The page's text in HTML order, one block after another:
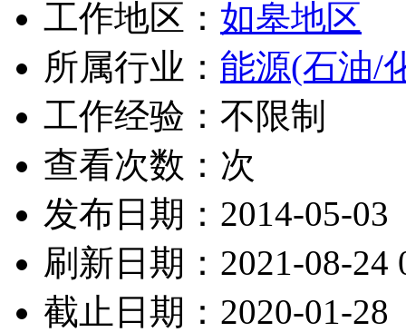
工作地区： 如皋地区
所属行业： 能源(石油/
工作经验：不限制
查看次数： 次
发布日期：2014-05-03
刷新日期：2021-08-24
截止日期：2020-01-28